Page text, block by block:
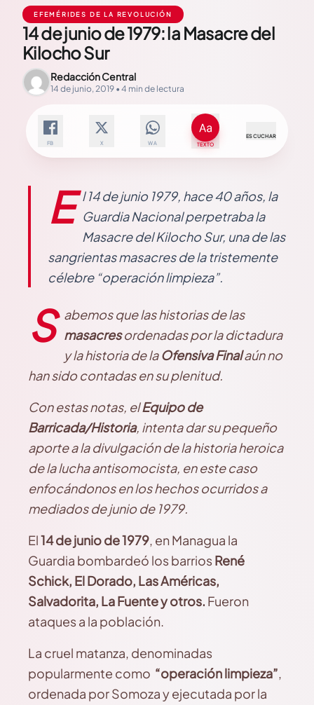
EFEMÉRIDES DE LA REVOLUCIÓN
14 de junio de 1979: la Masacre del
Kilocho Sur
Redacción Central
14 de junio, 2019 • 4 min de lectura
FB X WA TEXTO
ESCUCHAR
E l 14 de junio 1979, hace 40 años, la
Guardia Nacional perpetraba la
Masacre del Kilocho Sur, una de las
sangrientas masacres de la tristemente
célebre “operación limpieza”.
S abemos que las historias de las
masacresordenadas por la dictadura
y la historia de laOfensiva Finalaún no
han sido contadas en su plenitud.
Con estas notas, elEquipo de
Barricada/Historia, intenta dar su pequeño
aporte a la divulgación de la historia heroica
de la lucha antisomocista, en este caso
enfocándonos en los hechos ocurridos a
mediados de junio de 1979.
El14 de junio de 1979, en Managua la
Guardia bombardeó los barriosRené
Schick, El Dorado, Las Américas,
Salvadorita, La Fuente y otros. Fueron
ataques a la población.
La cruel matanza, denominadas
popularmente como “operación limpieza”,
ordenada por Somoza y ejecutada por la